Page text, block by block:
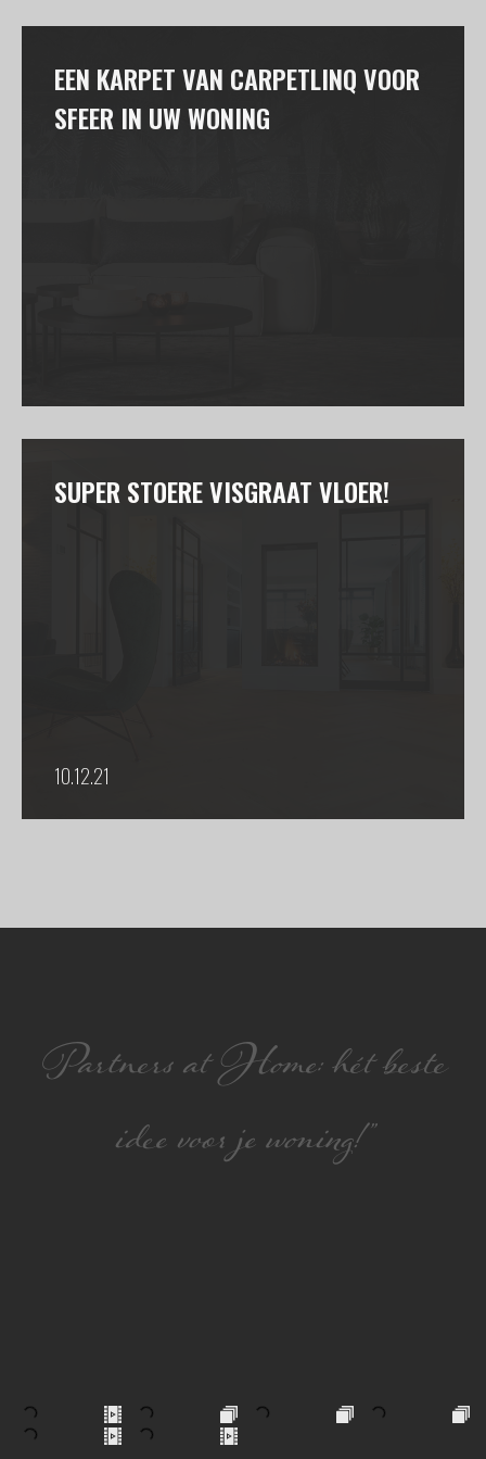
EEN KARPET VAN CARPETLINQ VOOR
SFEER IN UW WONING
SUPER STOERE VISGRAAT VLOER!
10.12.21
Partners at Home: hét beste
idee voor je woning!”